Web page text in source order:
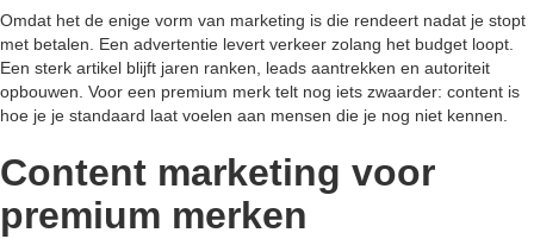
Omdat het de enige vorm van marketing is die rendeert nadat je stopt
met betalen. Een advertentie levert verkeer zolang het budget loopt.
Een sterk artikel blijft jaren ranken, leads aantrekken en autoriteit
opbouwen. Voor een premium merk telt nog iets zwaarder: content is
hoe je je standaard laat voelen aan mensen die je nog niet kennen.
Content marketing voor
premium merken